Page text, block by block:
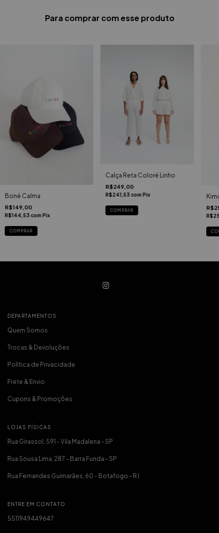
Para comprar com esse produto
Boné Calma
R$149,00
R$144,53 com Pix
COMPRAR
Calça Reta Coloré Linho
R$249,00
R$241,53 com Pix
COMPRAR
DEPARTAMENTOS
Quem Somos
Trocas & Devoluções
Política de Privacidade
Frete & Envio
Cupons & Promoções
LOJAS FÍSICAS
Rua Girassol, 591 - Vila Madalena - SP
Rua Sousa Lima, 287 - Barra Funda - SP
Rua Fernandes Guimarães, 60 - Botafogo - RJ
ENTRE EM CONTATO
5511949449647